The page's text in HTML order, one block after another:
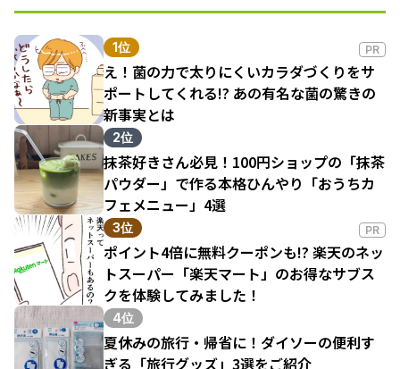
1位 PR
え！菌の力で太りにくいカラダづくりをサ
ポートしてくれる!? あの有名な菌の驚きの
新事実とは
2位
抹茶好きさん必見！100円ショップの「抹茶
パウダー」で作る本格ひんやり「おうちカ
フェメニュー」4選
3位 PR
ポイント4倍に無料クーポンも!? 楽天のネッ
トスーパー「楽天マート」のお得なサブス
クを体験してみました！
4位
夏休みの旅行・帰省に！ダイソーの便利す
ぎる「旅行グッズ」3選をご紹介